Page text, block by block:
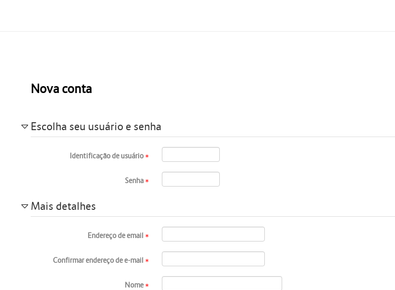
Nova conta
Escolha seu usuário e senha
Identificação de usuário
Senha
Mais detalhes
Endereço de email
Confirmar endereço de e-mail
Nome